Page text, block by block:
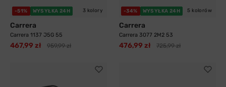
-51% WYSYŁKA 24H 3 kolory
Carrera
Carrera 1137 J5G 55
467,99 zł 959,99 zł
-34% WYSYŁKA 24H 5 kolorów
Carrera
Carrera 3077 2M2 53
476,99 zł 725,99 zł